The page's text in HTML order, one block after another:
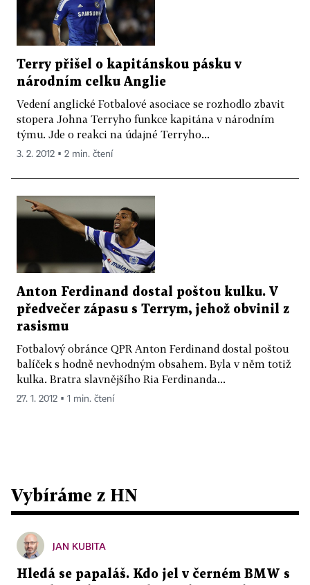
Terry přišel o kapitánskou pásku v
národním celku Anglie
Vedení anglické Fotbalové asociace se rozhodlo zbavit
stopera Johna Terryho funkce kapitána v národním
týmu. Jde o reakci na údajné Terryho...
3. 2. 2012 ▪ 2 min. čtení
Anton Ferdinand dostal poštou kulku. V
předvečer zápasu s Terrym, jehož obvinil z
rasismu
Fotbalový obránce QPR Anton Ferdinand dostal poštou
balíček s hodně nevhodným obsahem. Byla v něm totiž
kulka. Bratra slavnějšího Ria Ferdinanda...
27. 1. 2012 ▪ 1 min. čtení
Vybíráme z HN
JAN KUBITA
Hledá se papaláš. Kdo jel v černém BMW s